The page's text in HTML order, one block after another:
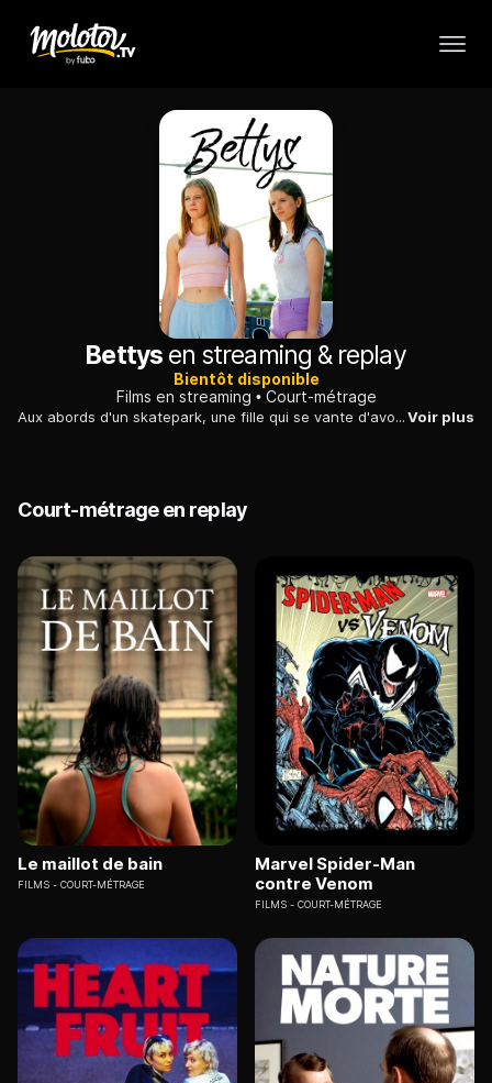
Bettysen streaming & replay
Bientôt disponible
Films en streaming
Court-métrage
Aux abords d'un skatepark, une fille qui se vante d'avoir volé une bouteille d'alcool se sent menacée par une inconnue qui fascine les garçons.Voir plus
Court-métrage en replay
Le maillot de bain
FILMS COURT-MÉTRAGE
Marvel Spider-Man
contre Venom
FILMS COURT-MÉTRAGE